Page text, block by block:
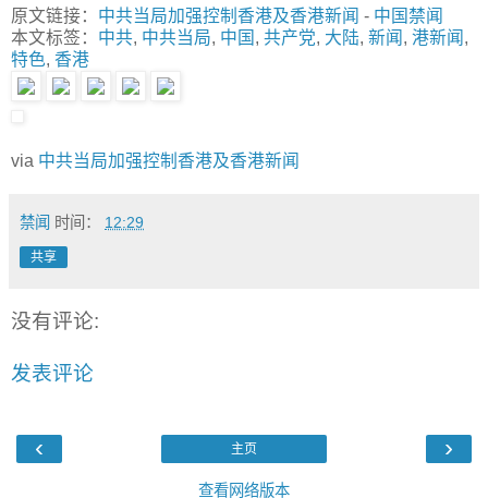
原文链接： 中共当局加强控制香港及香港新闻 - 中国禁闻
本文标签： 中共, 中共当局, 中国 , 共产党, 大陆, 新闻 , 港新闻 ,
特色, 香港
via 中共当局加强控制香港及香港新闻
禁闻 时间： 12:29
共享
没有评论:
发表评论
‹ ›
主页
查看网络版本